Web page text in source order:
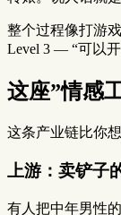
整个过程像打游
Level 3 — “可以开
这座”情感
这条产业链比你
上游：卖铲子
有人把中年男性